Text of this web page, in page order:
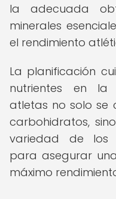
la adecuada
minerales
el rendimiento
La planificación
nutrientes en
atletas no solo se
carbohidratos,
variedad de los
para asegurar
máximo